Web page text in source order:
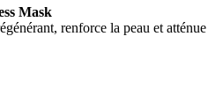
Mask
renforce la peau et atténue